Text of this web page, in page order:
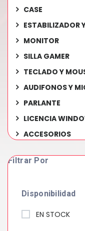
CASE
ESTABILIZADOR
MONITOR
SILLA GAMER
TECLADO Y
AUDIFONOS Y
PARLANTE
LICENCIA
ACCESORIOS
Filtrar Por
Disponibilidad
EN STOCK